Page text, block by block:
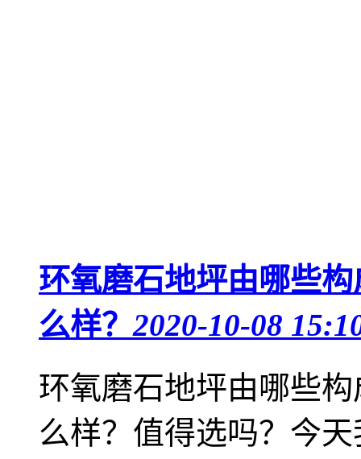
环氧磨石地坪由哪些
么样？2020-10-08
环氧磨石地坪由哪些
么样？值得选吗？今